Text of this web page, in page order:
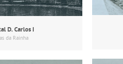
D. Carlos I
da Rainha